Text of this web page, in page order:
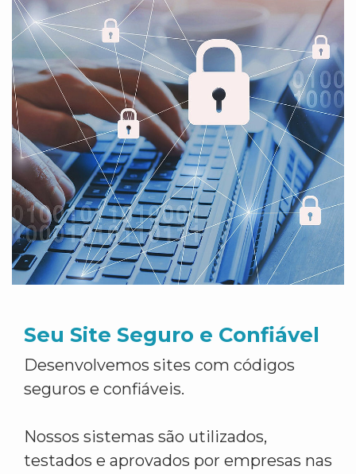
Seu Site Seguro e Confiável
Desenvolvemos sites com códigos
seguros e confiáveis.
Nossos sistemas são utilizados,
testados e aprovados por empresas nas